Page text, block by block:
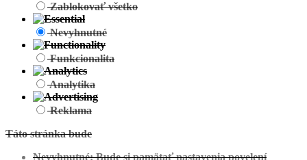
Jamník:Projekt individuálny
Zablokovať všetko
Nevyhnutné
Funkcionalita
Analytika
Reklama
Táto stránka bude
Nevyhnutné: Bude si pamätať nastavenia povelení